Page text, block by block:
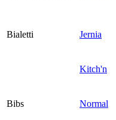
Bialetti Jernia
Kitch'n
Bibs Normal